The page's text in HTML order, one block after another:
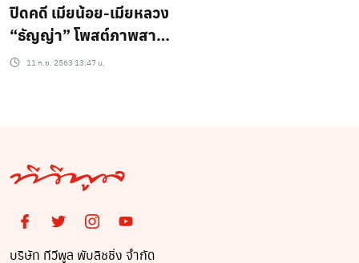
ปิดคดี เมียน้อย-เมียหลวง
“ธัญญ่า” โพสต์ภาพสามี
ครั้งแรก!!
11 ก.ย. 2563 13:47 น.
บริษัท ทีวีพูล พับลิชชิ่ง จำกัด